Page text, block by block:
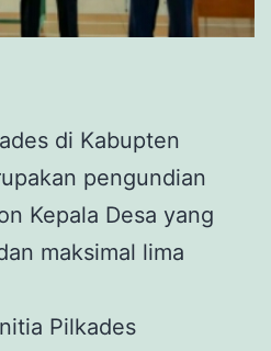
di Kabupten
pengundian
Kepala Desa yang
maksimal lima
Pilkades